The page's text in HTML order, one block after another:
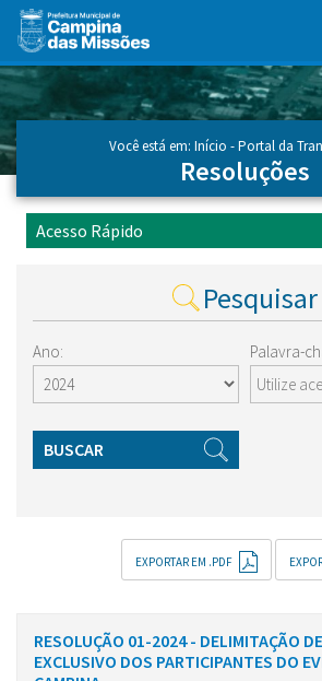
Ir para conteúdo principal
Conteúdo Principal
Você está em: Início -Portal da
Resoluções
Pesquisar
Ano: Palavra-
BUSCAR
EXPORTAR EM .PDF
RESOLUÇÃO 01-2024 - DELIMITAÇÃO
EXCLUSIVO DOS PARTICIPANTES DO